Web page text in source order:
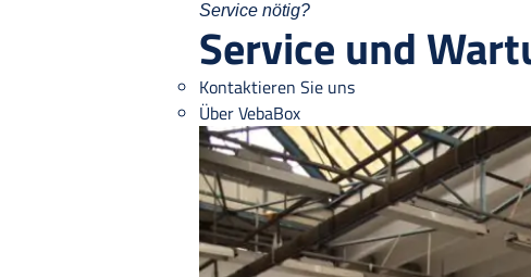
Service nötig?
Service und
Kontaktieren Sie uns
Über VebaBox